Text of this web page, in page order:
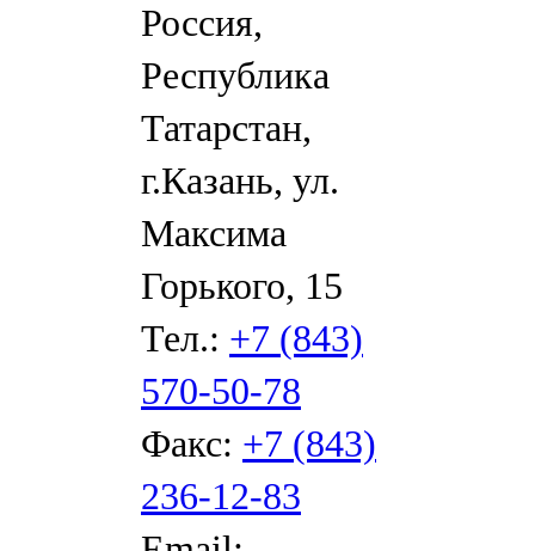
Россия,
Республика
Татарстан,
г.Казань, ул.
Максима
Горького, 15
Тел.: +7 (843)
570-50-78
Факс: +7 (843)
236-12-83